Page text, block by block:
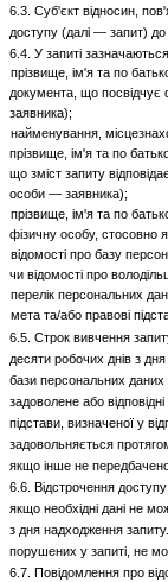
6.3. Суб'єкт відносин,
доступу (далі — запит)
6.4. У запиті
прізвище, ім'я та по
документа, що посвідчує
заявника);
найменування,
прізвище, ім'я та по
що зміст запиту
особи — заявника);
прізвище, ім'я та по
фізичну особу, стосовно
відомості про базу
чи відомості про
перелік персональних
мета та/або правові
6.5. Строк вивчення
десяти робочих днів з
бази персональних
задоволене або
підстави, визначеної у
задовольняється
якщо інше не
6.6. Відстрочення
якщо необхідні дані не
з дня надходження
порушених у запиті, не
6.7. Повідомлення про